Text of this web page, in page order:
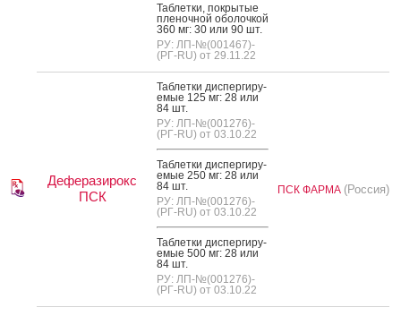
Таб­летки, пок­ры­тые
пле­ноч­ной обо­лоч­кой
360 мг: 30 или 90 шт.
РУ: ЛП-№(001467)-
(РГ-RU) от 29.11.22
Деферазирокс
ПСК
Таб­летки дис­перги­ру­
емые 125 мг: 28 или
84 шт.
РУ: ЛП-№(001276)-
(РГ-RU) от 03.10.22
Таб­летки дис­перги­ру­
емые 250 мг: 28 или
84 шт.
РУ: ЛП-№(001276)-
(РГ-RU) от 03.10.22
Таб­летки дис­перги­ру­
емые 500 мг: 28 или
84 шт.
РУ: ЛП-№(001276)-
(РГ-RU) от 03.10.22
ПСК ФАРМА (Россия)